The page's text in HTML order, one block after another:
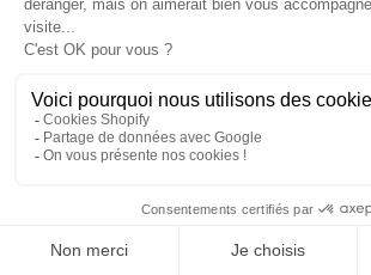
Trouver un revendeur
Réserver un essai